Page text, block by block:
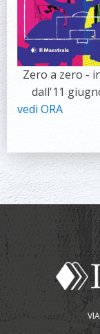
Zero a zero -
dall'11
vedi ORA